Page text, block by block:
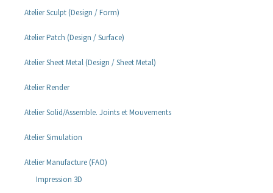
Atelier Sculpt (Design / Form)
Atelier Patch (Design / Surface)
Atelier Sheet Metal (Design / Sheet Metal)
Atelier Render
Atelier Solid/Assemble. Joints et Mouvements
Atelier Simulation
Atelier Manufacture (FAO)
Impression 3D